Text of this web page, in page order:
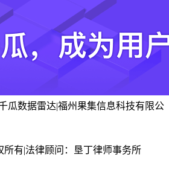
瓜数据雷达|福州果集信息科技有限公
所有|法律顾问：垦丁律师事务所